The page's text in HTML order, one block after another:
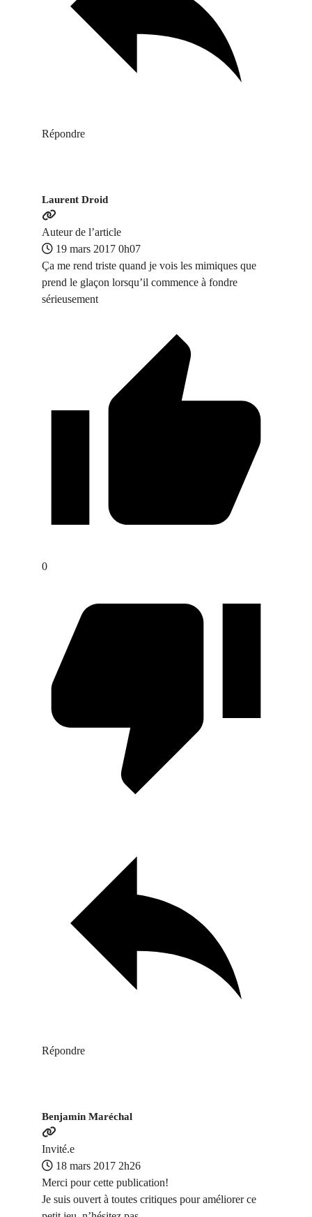
Répondre
Laurent Droid
Auteur de l’article
19 mars 2017 0h07
Ça me rend triste quand je vois les mimiques que
prend le glaçon lorsqu’il commence à fondre
sérieusement
0
Répondre
Benjamin Maréchal
Invité.e
18 mars 2017 2h26
Merci pour cette publication!
Je suis ouvert à toutes critiques pour améliorer ce